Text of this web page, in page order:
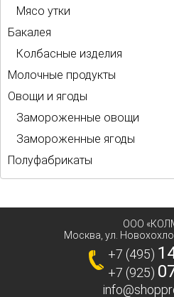
Мясо утки
Бакалея
Колбасные изделия
Молочные продукты
Овощи и ягоды
Замороженные овощи
Замороженные ягоды
Полуфабрикаты
ООО
Москва ул.
+7 (495)
+7 (925)